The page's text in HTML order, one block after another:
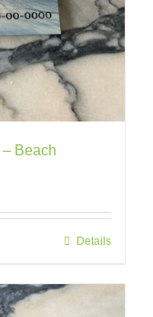
Beach
Details